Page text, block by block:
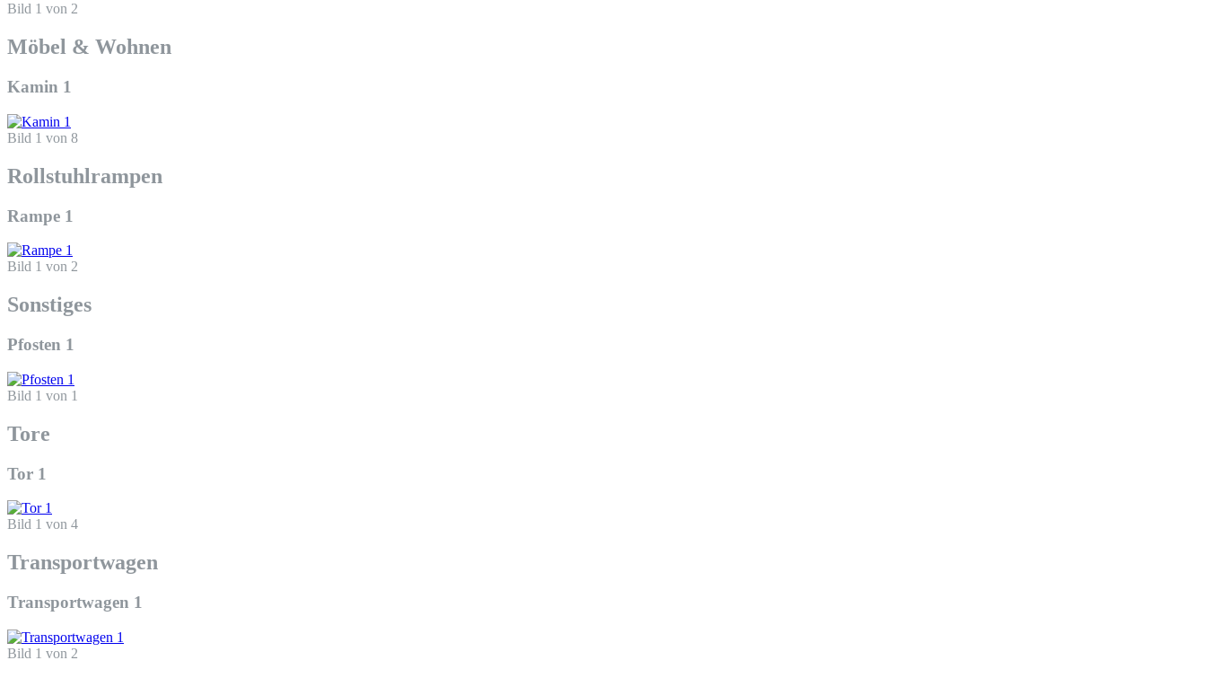
Bild 1 von 2
Möbel & Wohnen
Kamin 1
Bild 1 von 8
Rollstuhlrampen
Rampe 1
Bild 1 von 2
Sonstiges
Pfosten 1
Bild 1 von 1
Tore
Tor 1
Bild 1 von 4
Transportwagen
Transportwagen 1
Bild 1 von 2